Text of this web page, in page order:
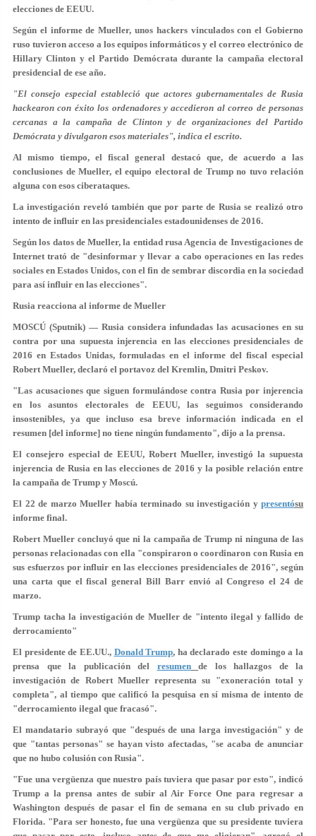
elecciones de EEUU.
Según el informe de Mueller, unos hackers vinculados con el Gobierno
ruso tuvieron acceso a los equipos informáticos y el correo electrónico de
Hillary Clinton y el Partido Demócrata durante la campaña electoral
presidencial de ese año.
"El consejo especial estableció que actores gubernamentales de Rusia
hackearon con éxito los ordenadores y accedieron al correo de personas
cercanas a la campaña de Clinton y de organizaciones del Partido
Demócrata y divulgaron esos materiales", indica el escrito.
Al mismo tiempo, el fiscal general destacó que, de acuerdo a las
conclusiones de Mueller, el equipo electoral de Trump no tuvo relación
alguna con esos ciberataques.
La investigación reveló también que por parte de Rusia se realizó otro
intento de influir en las presidenciales estadounidenses de 2016.
Según los datos de Mueller, la entidad rusa Agencia de Investigaciones de
Internet trató de "desinformar y llevar a cabo operaciones en las redes
sociales en Estados Unidos, con el fin de sembrar discordia en la sociedad
para así influir en las elecciones".
Rusia reacciona al informe de Mueller
MOSCÚ (Sputnik) — Rusia considera infundadas las acusaciones en su
contra por una supuesta injerencia en las elecciones presidenciales de
2016 en Estados Unidas, formuladas en el informe del fiscal especial
Robert Mueller, declaró el portavoz del Kremlin, Dmitri Peskov.
"Las acusaciones que siguen formulándose contra Rusia por injerencia
en los asuntos electorales de EEUU, las seguimos considerando
insostenibles, ya que incluso esa breve información indicada en el
resumen [del informe] no tiene ningún fundamento", dijo a la prensa.
El consejero especial de EEUU, Robert Mueller, investigó la supuesta
injerencia de Rusia en las elecciones de 2016 y la posible relación entre
la campaña de Trump y Moscú.
El 22 de marzo Mueller había terminado su investigación y presentósu
informe final.
Robert Mueller concluyó que ni la campaña de Trump ni ninguna de las
personas relacionadas con ella "conspiraron o coordinaron con Rusia en
sus esfuerzos por influir en las elecciones presidenciales de 2016", según
una carta que el fiscal general Bill Barr envió al Congreso el 24 de
marzo.
Trump tacha la investigación de Mueller de "intento ilegal y fallido de
derrocamiento"
El presidente de EE.UU., Donald Trump, ha declarado este domingo a la
prensa que la publicación del resumen
de los hallazgos de la
investigación de Robert Mueller representa su "exoneración total y
completa", al tiempo que calificó la pesquisa en sí misma de intento de
"derrocamiento ilegal que fracasó".
El mandatario subrayó que "después de una larga investigación" y de
que "tantas personas" se hayan visto afectadas, "se acaba de anunciar
que no hubo colusión con Rusia".
"Fue una vergüenza que nuestro país tuviera que pasar por esto", indicó
Trump a la prensa antes de subir al Air Force One para regresar a
Washington después de pasar el fin de semana en su club privado en
Florida. "Para ser honesto, fue una vergüenza que su presidente tuviera